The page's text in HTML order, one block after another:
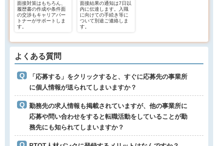
面接対策はもちろん、
履歴書の作成や条件面
の交渉もキャリアパー
トナーがサポートしま
す。
面接結果の通知は7日以
内に伝達します。入職
に向けての手続き等に
ついて別途ご連絡しま
す。
よくある質問
「応募する」をクリックすると、すぐに応募先の事業所
に個人情報が送られてしまいますか？
勤務先の求人情報も掲載されていますが、他の事業所に
応募や問い合わせをすると転職活動をしていることが勤
務先にも知られてしまいますか？